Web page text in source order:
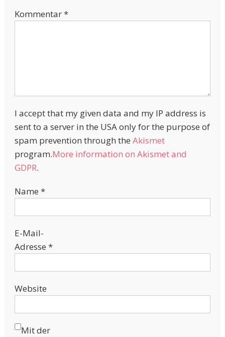
Kommentar*
I accept that my given data and my IP address is
sent to a server in the USA only for the purpose of
spam prevention through the Akismet
program.More information on Akismet and
GDPR.
Name *
E-Mail-
Adresse *
Website
Mit der